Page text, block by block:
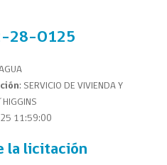
28-O125
: SERVICIO DE VIVIENDA Y
11:59:00
la licitación